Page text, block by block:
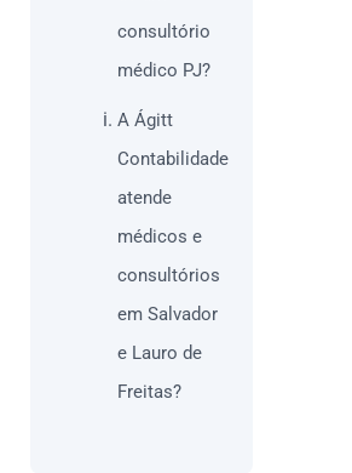
consultório
médico PJ?
A Ágitt
Contabilidade
atende
médicos e
consultórios
em Salvador
e Lauro de
Freitas?